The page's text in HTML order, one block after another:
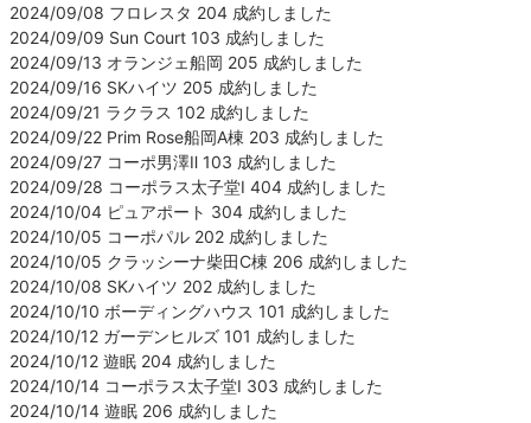
2024/09/08 フロレスタ 204 成約しました
2024/09/09 Sun Court 103 成約しました
2024/09/13 オランジェ船岡 205 成約しました
2024/09/16 SKハイツ 205 成約しました
2024/09/21 ラクラス 102 成約しました
2024/09/22 Prim Rose船岡A棟 203 成約しました
2024/09/27 コーポ男澤Ⅱ 103 成約しました
2024/09/28 コーポラス太子堂Ⅰ 404 成約しました
2024/10/04 ピュアポート 304 成約しました
2024/10/05 コーポパル 202 成約しました
2024/10/05 クラッシーナ柴田C棟 206 成約しました
2024/10/08 SKハイツ 202 成約しました
2024/10/10 ボーディングハウス 101 成約しました
2024/10/12 ガーデンヒルズ 101 成約しました
2024/10/12 遊眠 204 成約しました
2024/10/14 コーポラス太子堂Ⅰ 303 成約しました
2024/10/14 遊眠 206 成約しました